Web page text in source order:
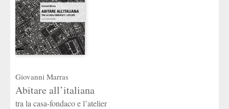
Giovanni Marras
Abitare all’italiana
tra la casa-fondaco e l’atelier